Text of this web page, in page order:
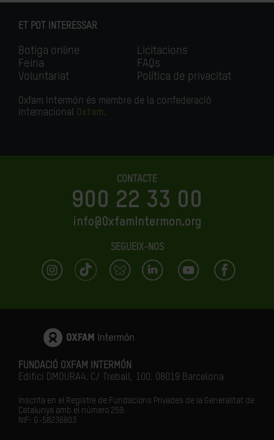
ET POT INTERESSAR
Botiga online
Feina
Voluntariat
Licitacions
FAQs
Política de privacitat
Oxfam Intermón és membre de la confederació
internacional Oxfam.
CONTACTE
900 22 33 00
info@OxfamIntermon.org
SEGUEIX-NOS
FUNDACIÓ OXFAM INTERMÓN
Edifici DMOURA4. C/ Treball, 100. 08019 Barcelona
Inscrita en el Registre de Fundacions Privades de la Generalitat de
Catalunya amb el número 259.
NIF: G-58236803